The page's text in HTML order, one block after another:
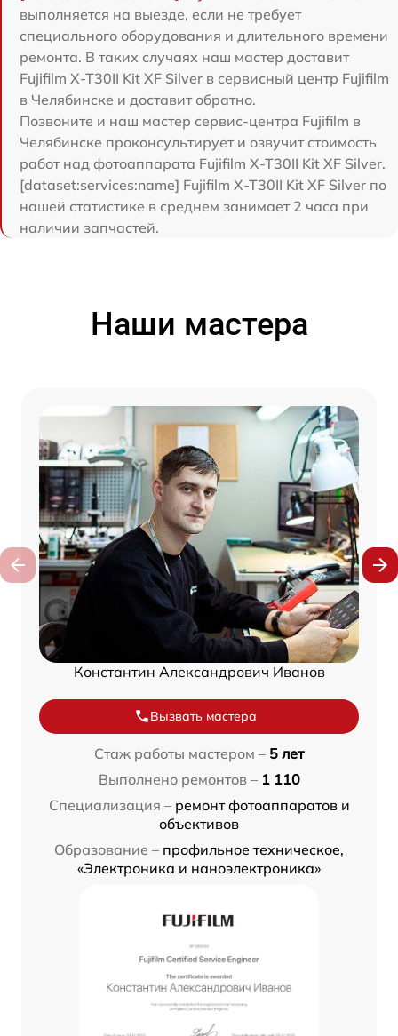
выполняется на выезде, если не требует
специального оборудования и длительного времени
ремонта. В таких случаях наш мастер доставит
Fujifilm X-T30II Kit XF Silver в сервисный центр Fujifilm
в Челябинске и доставит обратно.
Позвоните и наш мастер сервис-центра Fujifilm в
Челябинске проконсультирует и озвучит стоимость
работ над фотоаппарата Fujifilm X-T30II Kit XF Silver.
[dataset:services:name] Fujifilm X-T30II Kit XF Silver по
нашей статистике в среднем занимает 2 часа при
наличии запчастей.
Наши мастера
Константин Александрович Иванов
Вызвать мастера
Стаж работы мастером – 5 лет
Выполнено ремонтов – 1 110
Специализация – ремонт фотоаппаратов и
объективов
Образование – профильное техническое,
«Электроника и наноэлектроника»